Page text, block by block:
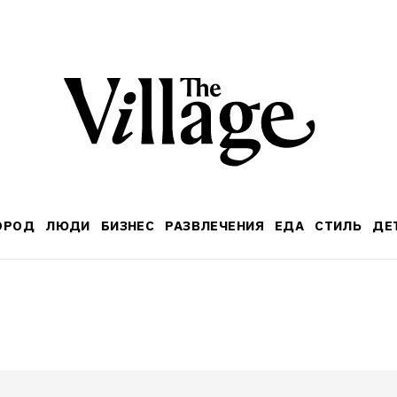
ЛЮДИ БИЗНЕС РАЗВЛЕЧЕНИЯ ЕДА СТИЛЬ